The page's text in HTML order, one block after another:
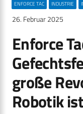
ENFORCE TAC INDUSTRIE
26. Februar 2025
Enforce
große
Robotik